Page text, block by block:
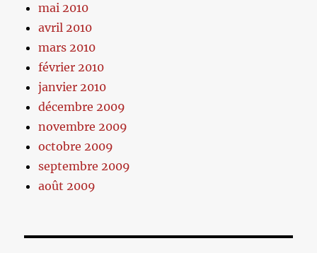
mai 2010
avril 2010
mars 2010
février 2010
janvier 2010
décembre 2009
novembre 2009
octobre 2009
septembre 2009
août 2009